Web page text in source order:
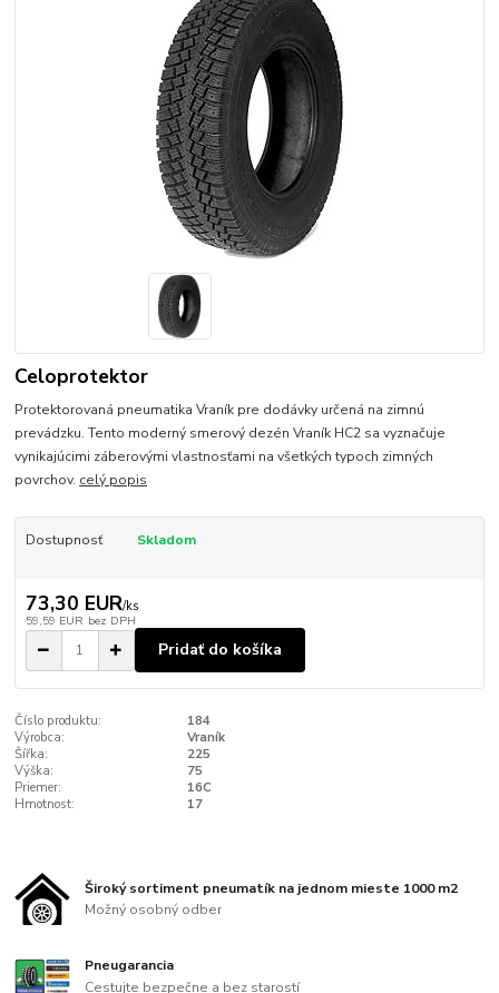
Celoprotektor
Protektorovaná pneumatika Vraník pre dodávky určená na zimnú
prevádzku. Tento moderný smerový dezén Vraník HC2 sa vyznačuje
vynikajúcimi záberovými vlastnosťami na všetkých typoch zimných
povrchov. celý popis
Dostupnosť Skladom
73,30 EUR/ks
59,59 EUR bez DPH
Pridať do košíka
Číslo produktu:
184
Výrobca:
Vraník
Šířka:
225
Výška:
75
Priemer:
16C
Hmotnost:
17
Široký sortiment pneumatík na jednom mieste 1000 m2
Možný osobný odber
Pneugarancia
Cestujte bezpečne a bez starostí